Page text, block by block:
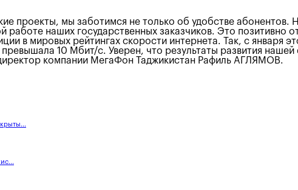
проекты, мы заботимся не только об удобстве абонентов.
работе наших государственных заказчиков. Это позитивно
в мировых рейтингах скорости интернета. Так, с января
10 Мбит/c. Уверен, что результаты развития
компании МегаФон Таджикистан Рафиль АГЛЯМОВ.